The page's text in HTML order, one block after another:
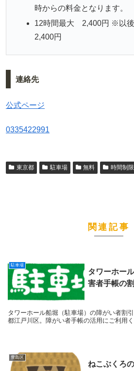
時からの料金となります。
12時間最大 2,400円 ※以
2,400円
連絡先
公式ページ
0335422991
東京都 駐車場 無料 時間制
関連記事
駐車場
タワーホー
害者手帳の
タワーホール船堀（駐車場）の障がい者割
都江戸川区。障がい者手帳の活用にご利用く
豊島区
ねこぶくろ